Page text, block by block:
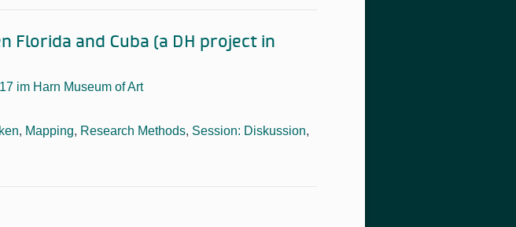
Florida and Cuba (a DH project in
im Harn Museum of Art
, Mapping, Research Methods, Session: Diskussion,